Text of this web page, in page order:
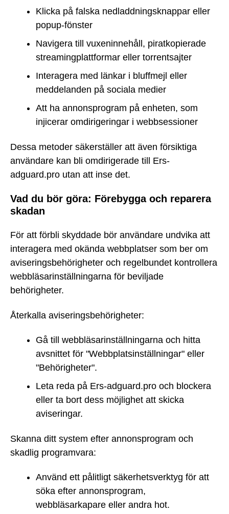
Klicka på falska nedladdningsknappar eller
popup-fönster
Navigera till vuxeninnehåll, piratkopierade
streamingplattformar eller torrentsajter
Interagera med länkar i bluffmejl eller
meddelanden på sociala medier
Att ha annonsprogram på enheten, som
injicerar omdirigeringar i webbsessioner
Dessa metoder säkerställer att även försiktiga
användare kan bli omdirigerade till Ers-
adguard.pro utan att inse det.
Vad du bör göra: Förebygga och reparera
skadan
För att förbli skyddade bör användare undvika att
interagera med okända webbplatser som ber om
aviseringsbehörigheter och regelbundet kontrollera
webbläsarinställningarna för beviljade
behörigheter.
Återkalla aviseringsbehörigheter:
Gå till webbläsarinställningarna och hitta
avsnittet för "Webbplatsinställningar" eller
"Behörigheter".
Leta reda på Ers-adguard.pro och blockera
eller ta bort dess möjlighet att skicka
aviseringar.
Skanna ditt system efter annonsprogram och
skadlig programvara:
Använd ett pålitligt säkerhetsverktyg för att
söka efter annonsprogram,
webbläsarkapare eller andra hot.